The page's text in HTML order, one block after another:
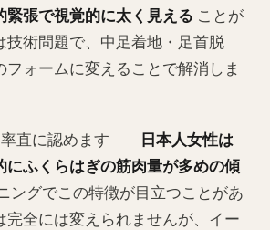
緊張で視覚的に太く見える ことが
技術問題で、中足着地・足首脱
フォームに変えることで解消しま
率直に認めます――日本人女性は
にふくらはぎの筋肉量が多めの傾
ングでこの特徴が目立つことがあ
完全には変えられませんが、イー